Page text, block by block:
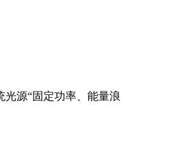
源“固定功率、能量浪